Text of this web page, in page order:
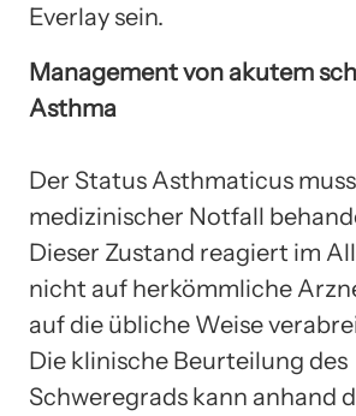
Everlay sein.
Management von akutem
Asthma
Der Status Asthmaticus
medizinischer Notfall
Dieser Zustand reagiert im
nicht auf herkömmliche
auf die übliche Weise
Die klinische Beurteilung des
Schweregrads kann anhand